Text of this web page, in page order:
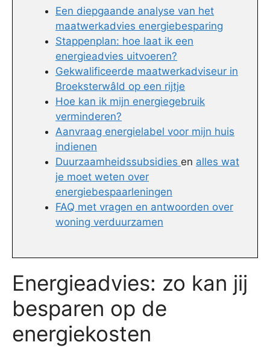
Een diepgaande analyse van het
maatwerkadvies energiebesparing
Stappenplan: hoe laat ik een
energieadvies uitvoeren?
Gekwalificeerde maatwerkadviseur in
Broeksterwâld op een rijtje
Hoe kan ik mijn energiegebruik
verminderen?
Aanvraag energielabel voor mijn huis
indienen
Duurzaamheidssubsidies en alles wat
je moet weten over
energiebespaarleningen
FAQ met vragen en antwoorden over
woning verduurzamen
Energieadvies: zo kan jij
besparen op de
energiekosten